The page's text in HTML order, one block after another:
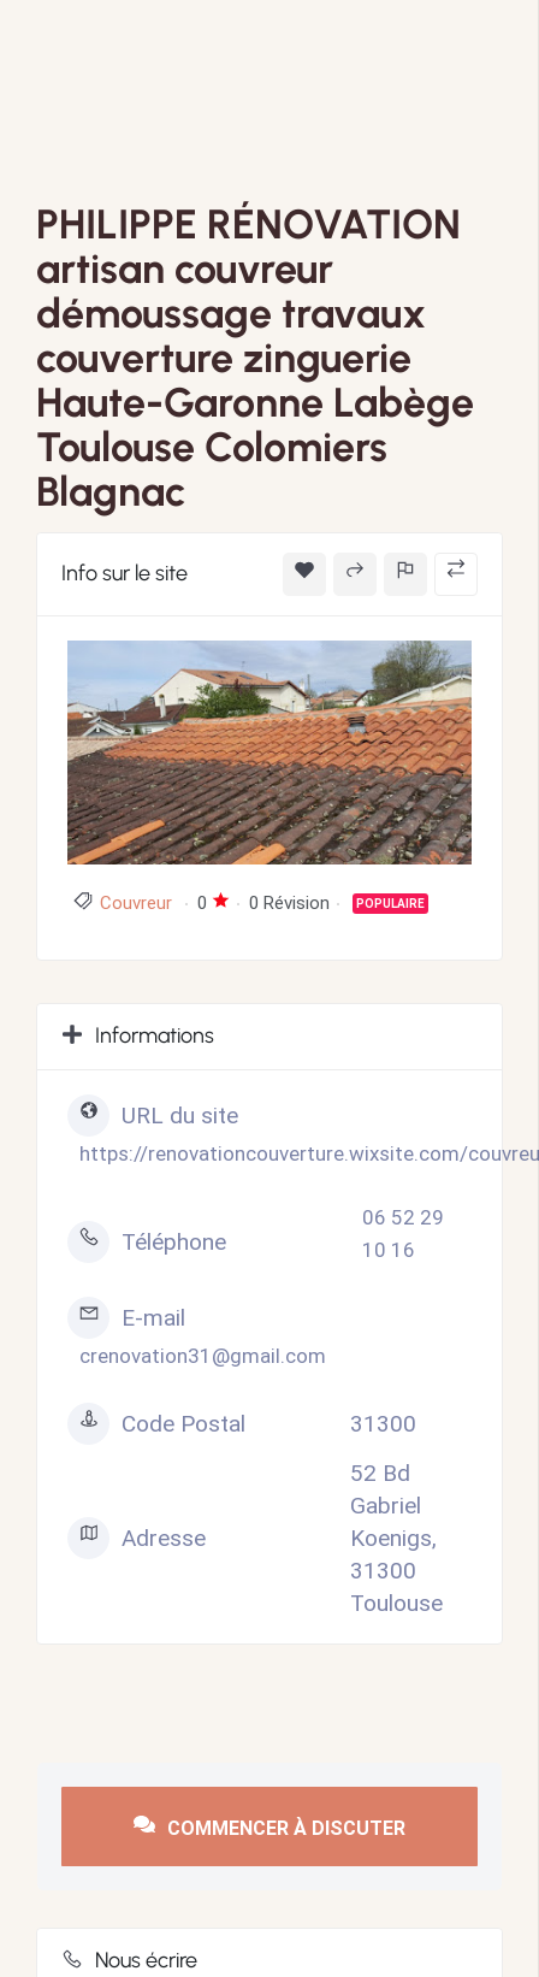
PHILIPPE RÉNOVATION
artisan couvreur
démoussage travaux
couverture zinguerie
Haute-Garonne Labège
Toulouse Colomiers
Blagnac
Info sur le site
Couvreur 0 0 Révision POPULAIRE
Informations
URL du site
https://renovationcouverture.wixsite.com/
Téléphone
06 52 29
10 16
E-mail
crenovation31@gmail.com
Code Postal 31300
Adresse
52 Bd
Gabriel
Koenigs,
31300
Toulouse
COMMENCER À DISCUTER
Nous écrire